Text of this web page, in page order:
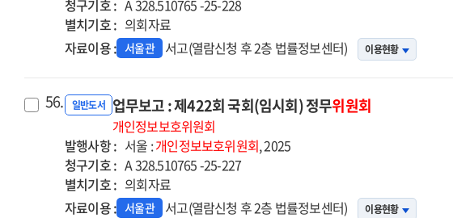
청구기호 : A 328.510765 -25-228
별치기호 : 의회자료
자료이용 : 서울관 서고(열람신청 후 2층 법률정보센터) 이용현황
56. 일반도서 업무보고 : 제422회 국회(임시회) 정무위원회
개인정보보호위원회
발행사항 : 서울 :개인정보보호위원회, 2025
청구기호 : A 328.510765 -25-227
별치기호 : 의회자료
자료이용 : 서울관 서고(열람신청 후 2층 법률정보센터) 이용현황